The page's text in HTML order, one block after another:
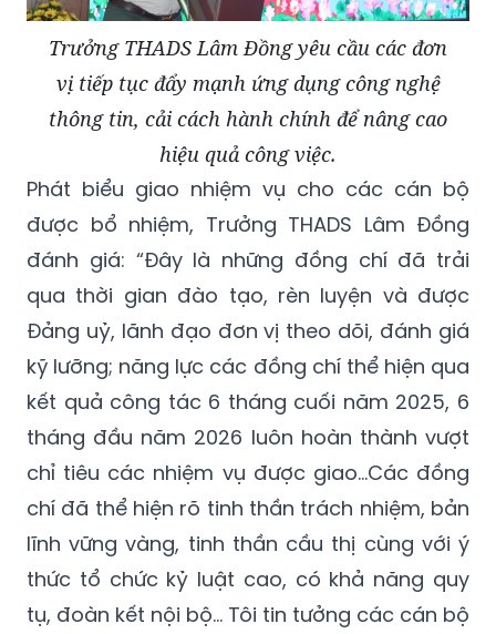
Trưởng THADS Lâm Đồng yêu cầu các đơn
vị tiếp tục đẩy mạnh ứng dụng công nghệ
thông tin, cải cách hành chính để nâng cao
hiệu quả công việc.
Phát biểu giao nhiệm vụ cho các cán bộ
được bổ nhiệm, Trưởng THADS Lâm Đồng
đánh giá: “Đây là những đồng chí đã trải
qua thời gian đào tạo, rèn luyện và được
Đảng uỷ, lãnh đạo đơn vị theo dõi, đánh giá
kỹ lưỡng; năng lực các đồng chí thể hiện qua
kết quả công tác 6 tháng cuối năm 2025, 6
tháng đầu năm 2026 luôn hoàn thành vượt
chỉ tiêu các nhiệm vụ được giao…Các đồng
chí đã thể hiện rõ tinh thần trách nhiệm, bản
lĩnh vững vàng, tinh thần cầu thị cùng với ý
thức tổ chức kỷ luật cao, có khả năng quy
tụ, đoàn kết nội bộ… Tôi tin tưởng các cán bộ